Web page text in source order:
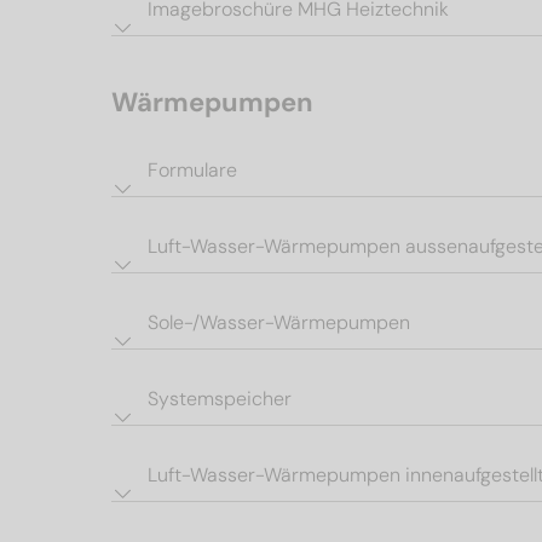
Imagebroschüre MHG Heiztechnik
Wärmepumpen
Formulare
Luft-Wasser-Wärmepumpen
Sole-/Wasser-Wärmepumpen
Systemspeicher
Luft-Wasser-Wärmepumpen